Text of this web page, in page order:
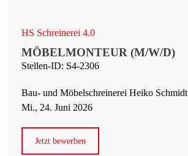
HS Schreinerei 4.0
MÖBELMONTEUR (M/W/D)
Stellen-ID: S4-2306
Bau- und Möbelschreinerei Heiko Schmidt
Mi., 24. Juni 2026
Jetzt bewerben